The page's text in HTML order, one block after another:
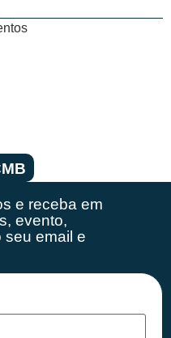
e receba em
evento,
seu email e